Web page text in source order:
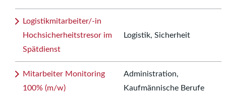
Logistikmitarbeiter/-in
Hochsicherheitstresor im
Spätdienst
Logistik, Sicherheit
Mitarbeiter Monitoring
100% (m/w)
Administration,
Kaufmännische Berufe